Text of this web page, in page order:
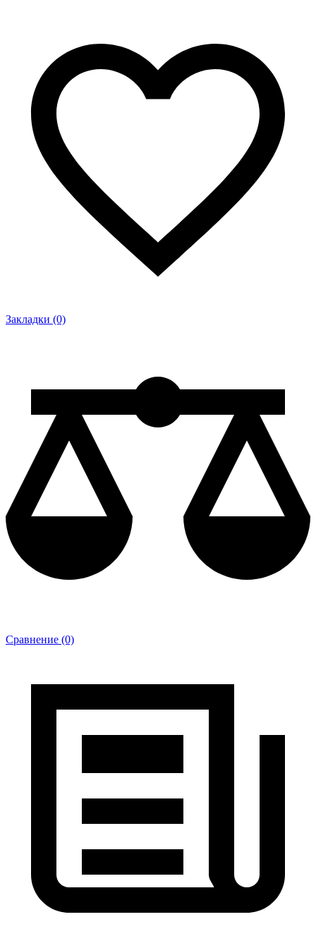
Закладки (0)
Сравнение (0)